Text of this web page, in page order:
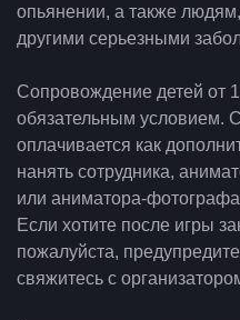
опьянении, а также
другими серьезными
Сопровождение детей от
обязательным условием.
оплачивается как
нанять сотрудника,
или аниматора-
Если хотите после игры
пожалуйста,
свяжитесь с